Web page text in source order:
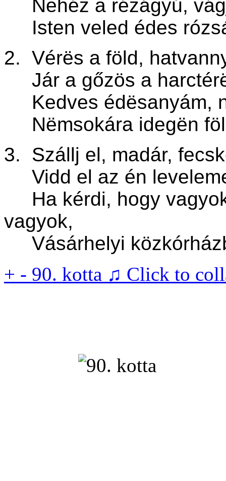
Nehéz a rézágyú,
Isten veled édes
2. Vérës a föld,
Jár a gőzös a
Kedves édësanyám,
Nëmsokára idegën
3. Szállj el, madár,
Vidd el az én
Ha kérdi, hogy
vagyok,
Vásárhelyi
+ - 90. kotta ♫ Click to